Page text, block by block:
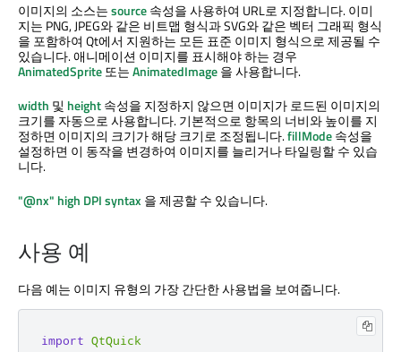
이미지의 소스는source속성을 사용하여 URL로 지정합니다. 이미
지는 PNG, JPEG와 같은 비트맵 형식과 SVG와 같은 벡터 그래픽 형식
을 포함하여 Qt에서 지원하는 모든 표준 이미지 형식으로 제공될 수
있습니다. 애니메이션 이미지를 표시해야 하는 경우
AnimatedSprite또는AnimatedImage을 사용합니다.
width 및 height속성을 지정하지 않으면 이미지가 로드된 이미지의
크기를 자동으로 사용합니다. 기본적으로 항목의 너비와 높이를 지
정하면 이미지의 크기가 해당 크기로 조정됩니다.fillMode속성을
설정하면 이 동작을 변경하여 이미지를 늘리거나 타일링할 수 있습
니다.
"@nx" high DPI syntax 을 제공할 수 있습니다.
사용 예
다음 예는 이미지 유형의 가장 간단한 사용법을 보여줍니다.
import QtQuick